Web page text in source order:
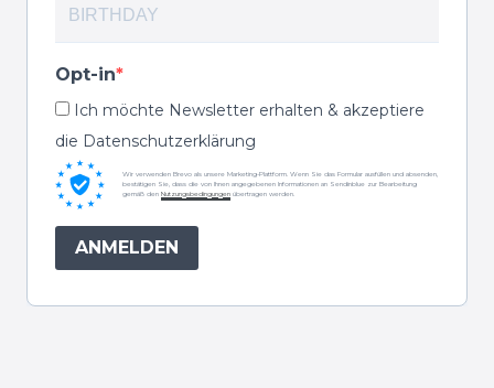
Opt-in
Ich möchte Newsletter erhalten & akzeptiere
die Datenschutzerklärung
Wir verwenden Brevo als unsere Marketing-Plattform. Wenn Sie das Formular ausfüllen und absenden,
bestätigen Sie, dass die von Ihnen angegebenen Informationen an Sendinblue zur Bearbeitung
gemäß den Nutzungsbedingungen übertragen werden.
ANMELDEN